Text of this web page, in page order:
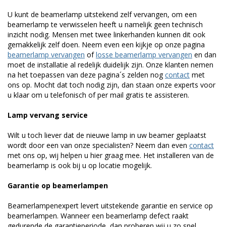
U kunt de beamerlamp uitstekend zelf vervangen, om een
beamerlamp te verwisselen heeft u namelijk geen technisch
inzicht nodig. Mensen met twee linkerhanden kunnen dit ook
gemakkelijk zelf doen. Neem even een kijkje op onze pagina
beamerlamp vervangen oflosse beamerlamp vervangen en dan
moet de installatie al redelijk duidelijk zijn. Onze klanten nemen
na het toepassen van deze pagina´s zelden nogcontact met
ons op. Mocht dat toch nodig zijn, dan staan onze experts voor
u klaar om u telefonisch of per mail gratis te assisteren.
Lamp vervang service
Wilt u toch liever dat de nieuwe lamp in uw beamer geplaatst
wordt door een van onze specialisten? Neem dan even contact
met ons op, wij helpen u hier graag mee. Het installeren van de
beamerlamp is ook bij u op locatie mogelijk.
Garantie op beamerlampen
Beamerlampenexpert levert uitstekende garantie en service op
beamerlampen. Wanneer een beamerlamp defect raakt